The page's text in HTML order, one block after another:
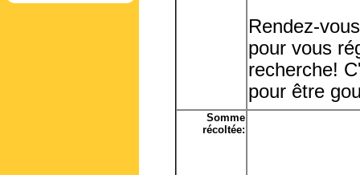
Rendez-
pour vous
recherche!
pour être
Somme
récoltée: